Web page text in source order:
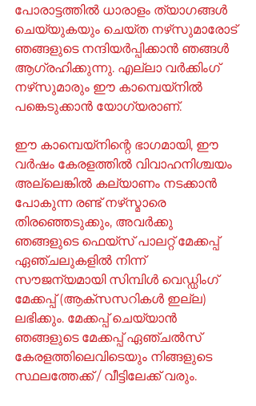
പോരാട്ടത്തിൽ ധാരാളം ത്യാഗങ്ങൾ
ചെയ്യുകയും ചെയ്ത നഴ്‌സുമാരോട്
ഞങ്ങളുടെ നന്ദിയർപ്പിക്കാൻ ഞങ്ങൾ
ആഗ്രഹിക്കുന്നു. എല്ലാ വർക്കിംഗ്
നഴ്‌സുമാരും ഈ കാമ്പെയ്‌നിൽ
പങ്കെടുക്കാൻ യോഗ്യരാണ്.
ഈ കാമ്പെയ്‌നിന്റെ ഭാഗമായി, ഈ
വർഷം കേരളത്തിൽ വിവാഹനിശ്ചയം
അല്ലെങ്കിൽ കല്യാണം നടക്കാൻ
പോകുന്ന രണ്ട് നഴ്‌സ്മാരെ
തിരഞ്ഞെടുക്കും, അവർക്കു
ഞങ്ങളുടെ ഫെയ്‌സ് പാലറ്റ് മേക്കപ്പ്
ഏഞ്ചലുകളിൽ നിന്ന്
സൗജന്യമായി സിമ്പിൾ വെഡ്ഡിംഗ്
മേക്കപ്പ് (ആക്‌സസറികൾ ഇല്ല)
ലഭിക്കും. മേക്കപ്പ് ചെയ്യാൻ
ഞങ്ങളുടെ മേക്കപ്പ് ഏഞ്ചൽസ്
കേരളത്തിലെവിടെയും നിങ്ങളുടെ
സ്ഥലത്തേക്ക് / വീട്ടിലേക്ക് വരും.